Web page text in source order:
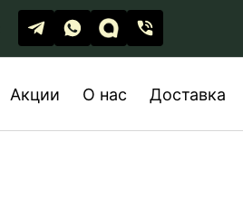
Акции О нас Доставка